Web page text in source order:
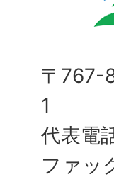
〒767-
1
代表電
ファッ